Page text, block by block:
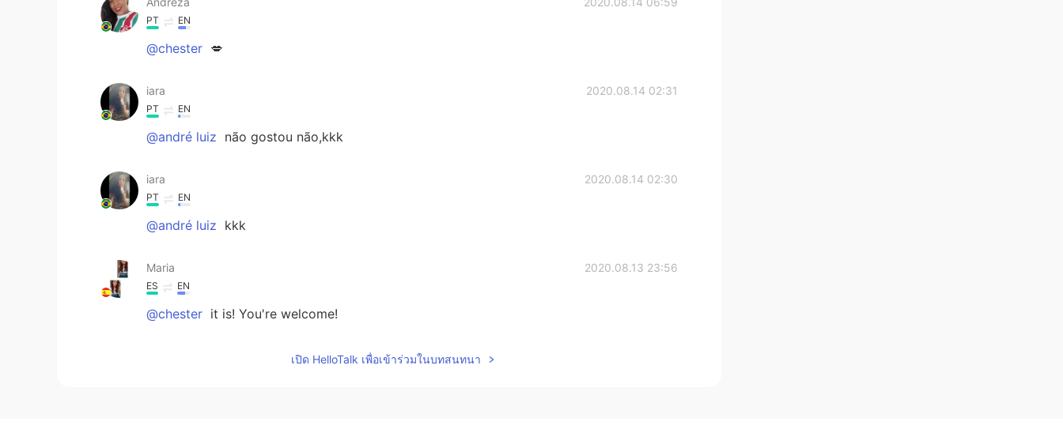
PT EN
@chester 💋
iara 2020.08.14 02:31
PT EN
@andré luiz não gostou não,kkk
iara 2020.08.14 02:30
PT EN
@andré luiz kkk
Maria 2020.08.13 23:56
ES EN
@chester it is! You're welcome!
เปิด HelloTalk เพื่อเข้าร่วมในบทสนทนา